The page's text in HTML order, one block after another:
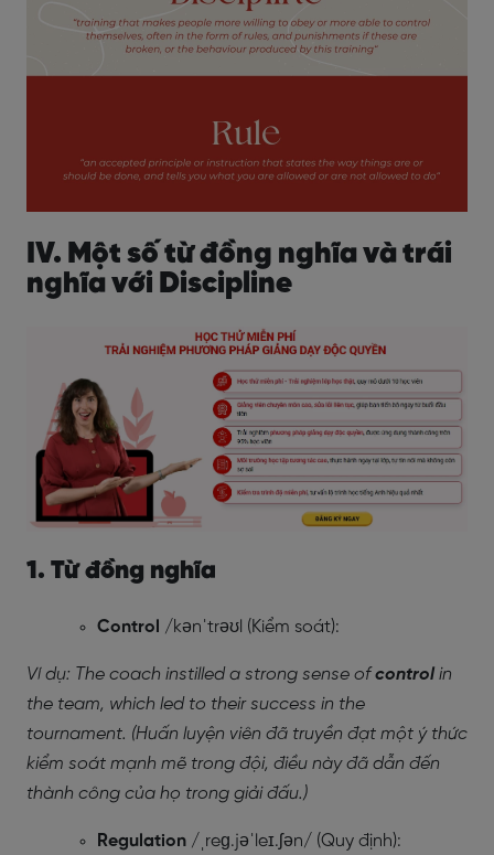
IV. Một số từ đồng nghĩa và trái
nghĩa với Discipline
1. Từ đồng nghĩa
Control /kənˈtrəʊl (Kiểm soát):
Ví dụ: The coach instilled a strong sense ofcontrol in
the team, which led to their success in the
tournament. (Huấn luyện viên đã truyền đạt một ý thức
kiểm soát mạnh mẽ trong đội, điều này đã dẫn đến
thành công của họ trong giải đấu.)
Regulation /ˌreɡ.jəˈleɪ.ʃən/ (Quy định):